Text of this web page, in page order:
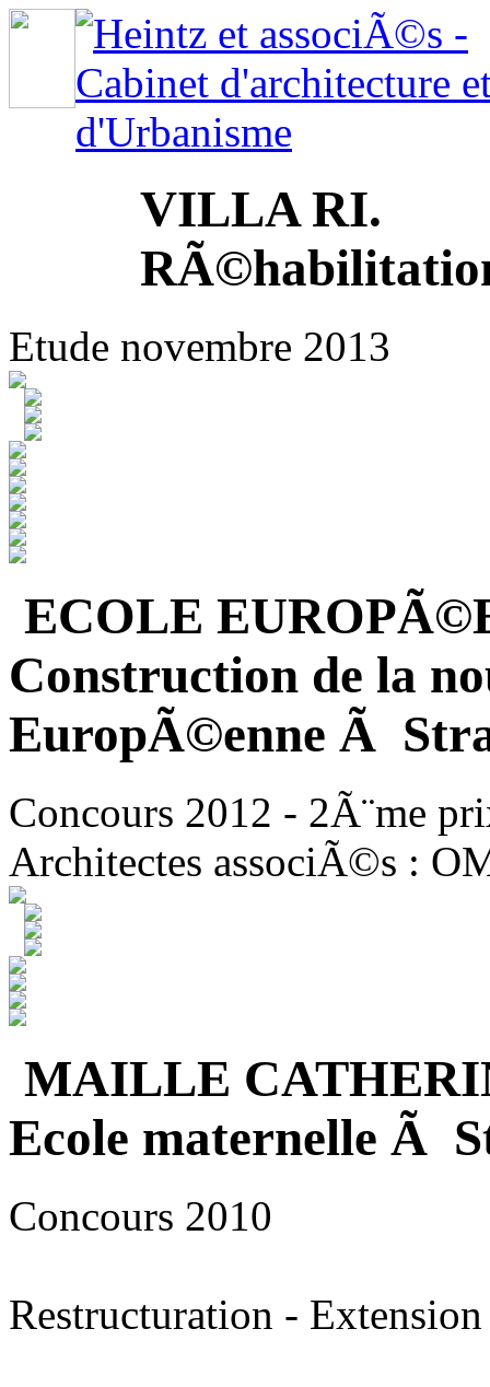
VILLA RI.
Etude novembre 2013
ECOLE
Construction de la
EuropÃ©enne Ã
Concours 2012 - 2Ã¨me
Architectes associÃ©s :
MAILLE
Ecole maternelle Ã
Concours 2010
Restructuration - Extension